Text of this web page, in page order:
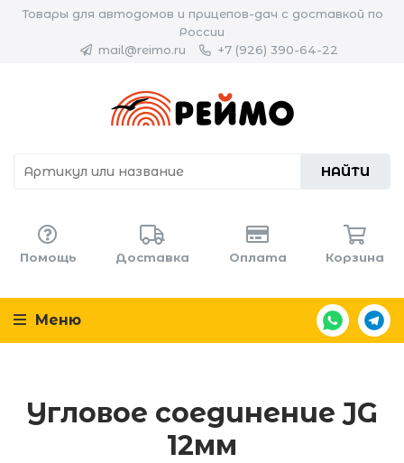
Товары для автодомов и прицепов-дач с доставкой по
России
mail@reimo.ru
+7 (926) 390-64-22
НАЙТИ
Помощь Доставка Оплата Корзина
Меню
Угловое соединение JG
12мм